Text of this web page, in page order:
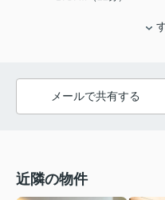
メールで共有する
近隣の物件